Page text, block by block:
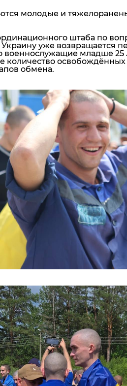
молодые и
штаба по
уже возвращается
военнослужащие младше 25
количество
обмена.